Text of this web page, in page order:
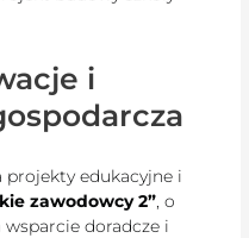
i
projekty edukacyjne i
zawodowcy 2” , o
wsparcie doradcze i